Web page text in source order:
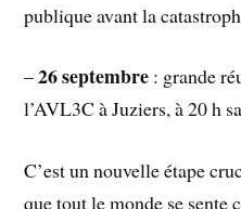
publique avant la
–26 septembre : grande
l’AVL3C à Juziers, à 20 h
C’est un nouvelle étape
que tout le monde se sente